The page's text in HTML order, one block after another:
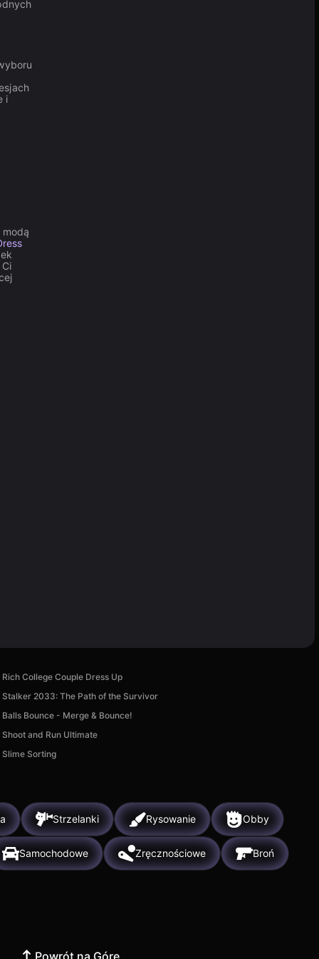
i
Rich College Couple Dress Up
Stalker 2033: The Path of the Survivor
Balls Bounce - Merge & Bounce!
Shoot and Run Ultimate
Slime Sorting
Strzelanki Rysowanie Obby
Samochodowe Zręcznościowe Broń
Powrót na Górę